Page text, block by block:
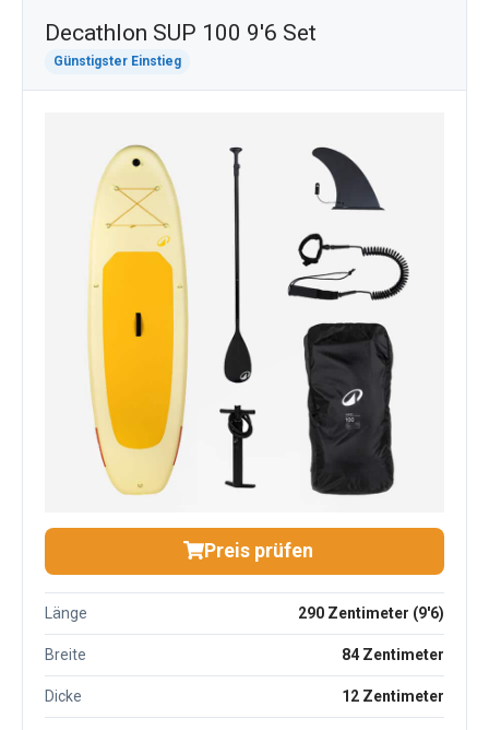
Decathlon SUP 100 9'6 Set
Günstigster Einstieg
Preis prüfen
Länge 290 Zentimeter (9'6)
Breite 84 Zentimeter
Dicke 12 Zentimeter